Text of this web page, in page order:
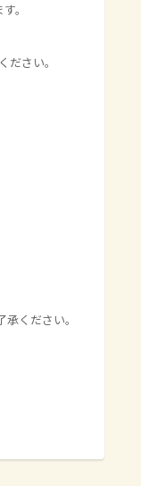
。
さい。
ください。